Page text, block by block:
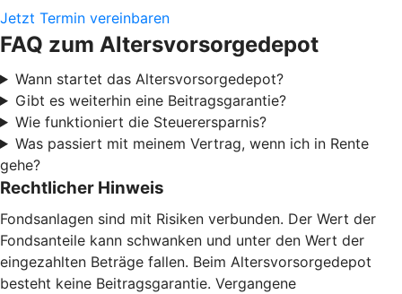
Jetzt Termin vereinbaren
FAQ zum Altersvorsorgedepot
Wann startet das Altersvorsorgedepot?
Gibt es weiterhin eine Beitragsgarantie?
Wie funktioniert die Steuerersparnis?
Was passiert mit meinem Vertrag, wenn ich in Rente
gehe?
Rechtlicher Hinweis
Fondsanlagen sind mit Risiken verbunden. Der Wert der
Fondsanteile kann schwanken und unter den Wert der
eingezahlten Beträge fallen. Beim Altersvorsorgedepot
besteht keine Beitragsgarantie. Vergangene